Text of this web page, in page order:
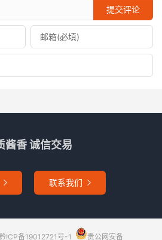
提交评论
酱香 诚信交易
 联系我们 
ICP备19012721号-1 贵公网安备